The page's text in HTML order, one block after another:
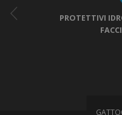
PROTETTIVI